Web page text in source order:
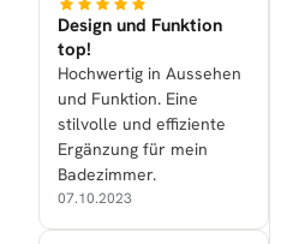
Design und Funktion
top!
Hochwertig in Aussehen
und Funktion. Eine
stilvolle und effiziente
Ergänzung für mein
Badezimmer.
07.10.2023